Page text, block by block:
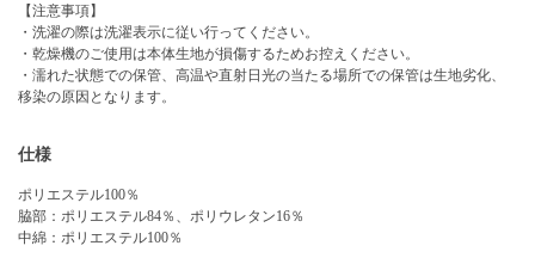
【注意事項】
・洗濯の際は洗濯表示に従い行ってください。
・乾燥機のご使用は本体生地が損傷するためお控えください。
・濡れた状態での保管、高温や直射日光の当たる場所での保管は生地劣化、
移染の原因となります。
仕様
ポリエステル100％
脇部：ポリエステル84％、ポリウレタン16％
中綿：ポリエステル100％